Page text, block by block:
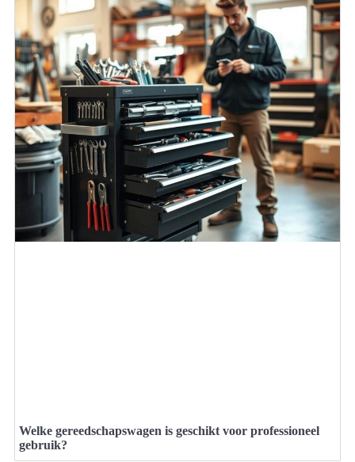
Welke gereedschapswagen is geschikt voor professioneel
gebruik?